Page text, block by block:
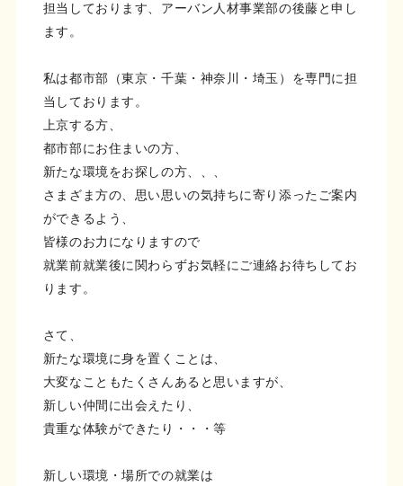
担当しております、アーバン人材事業部の後藤と申し
ます。
私は都市部（東京・千葉・神奈川・埼玉）を専門に担
当しております。
上京する方、
都市部にお住まいの方、
新たな環境をお探しの方、、、
さまざま方の、思い思いの気持ちに寄り添ったご案内
ができるよう、
皆様のお力になりますので
就業前就業後に関わらずお気軽にご連絡お待ちしてお
ります。
さて、
新たな環境に身を置くことは、
大変なこともたくさんあると思いますが、
新しい仲間に出会えたり、
貴重な体験ができたり・・・等
新しい環境・場所での就業は